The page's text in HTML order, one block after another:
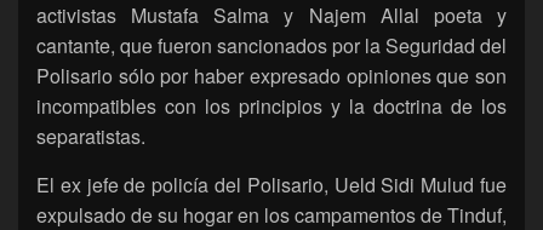
activistas Mustafa Salma y Najem Allal poeta y
cantante, que fueron sancionados por la Seguridad del
Polisario sólo por haber expresado opiniones que son
incompatibles con los principios y la doctrina de los
separatistas.
El ex jefe de policía del Polisario, Ueld Sidi Mulud fue
expulsado de su hogar en los campamentos de Tinduf,